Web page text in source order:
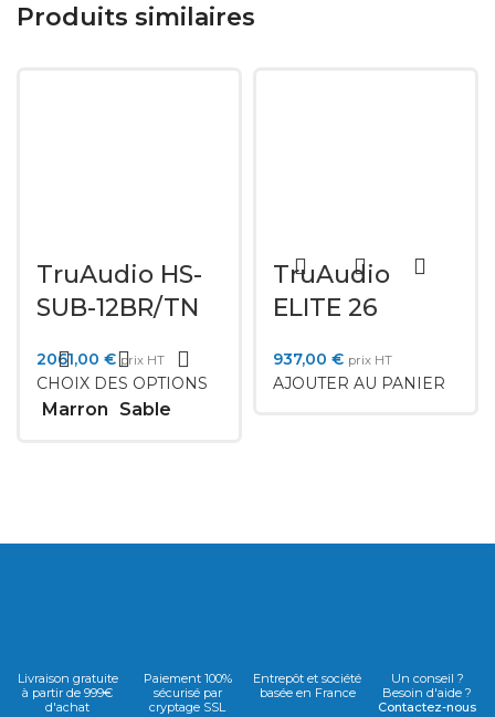
Produits similaires
TruAudio HS-
SUB-12BR/TN
2061,00 € prix HT
CHOIX DES OPTIONS
Marron Sable
TruAudio
ELITE 26
937,00 € prix HT
AJOUTER AU PANIER
Livraison gratuite
à partir de 999€
d'achat
Paiement 100%
sécurisé par
cryptage SSL
Entrepôt et société
basée en France
Un conseil ?
Besoin d'aide ?
Contactez-nous